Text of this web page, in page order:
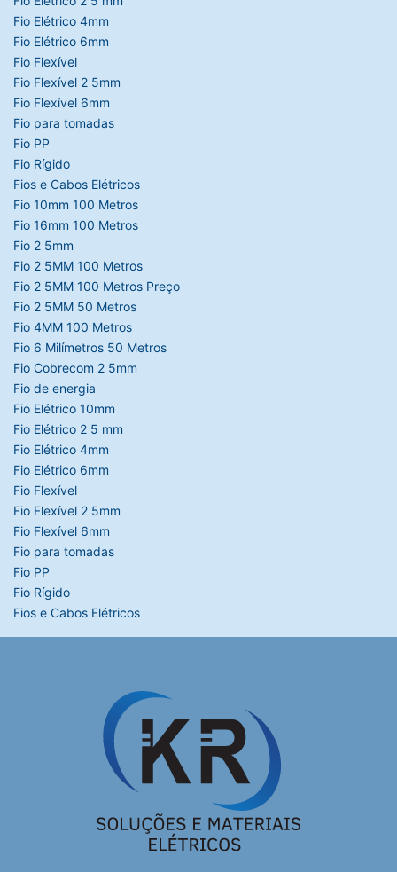
Fio Elétrico 4mm
Fio Elétrico 6mm
Fio Flexível
Fio Flexível 2 5mm
Fio Flexível 6mm
Fio para tomadas
Fio PP
Fio Rígido
Fios e Cabos Elétricos
Fio 10mm 100 Metros
Fio 16mm 100 Metros
Fio 2 5mm
Fio 2 5MM 100 Metros
Fio 2 5MM 100 Metros Preço
Fio 2 5MM 50 Metros
Fio 4MM 100 Metros
Fio 6 Milímetros 50 Metros
Fio Cobrecom 2 5mm
Fio de energia
Fio Elétrico 10mm
Fio Elétrico 2 5 mm
Fio Elétrico 4mm
Fio Elétrico 6mm
Fio Flexível
Fio Flexível 2 5mm
Fio Flexível 6mm
Fio para tomadas
Fio PP
Fio Rígido
Fios e Cabos Elétricos